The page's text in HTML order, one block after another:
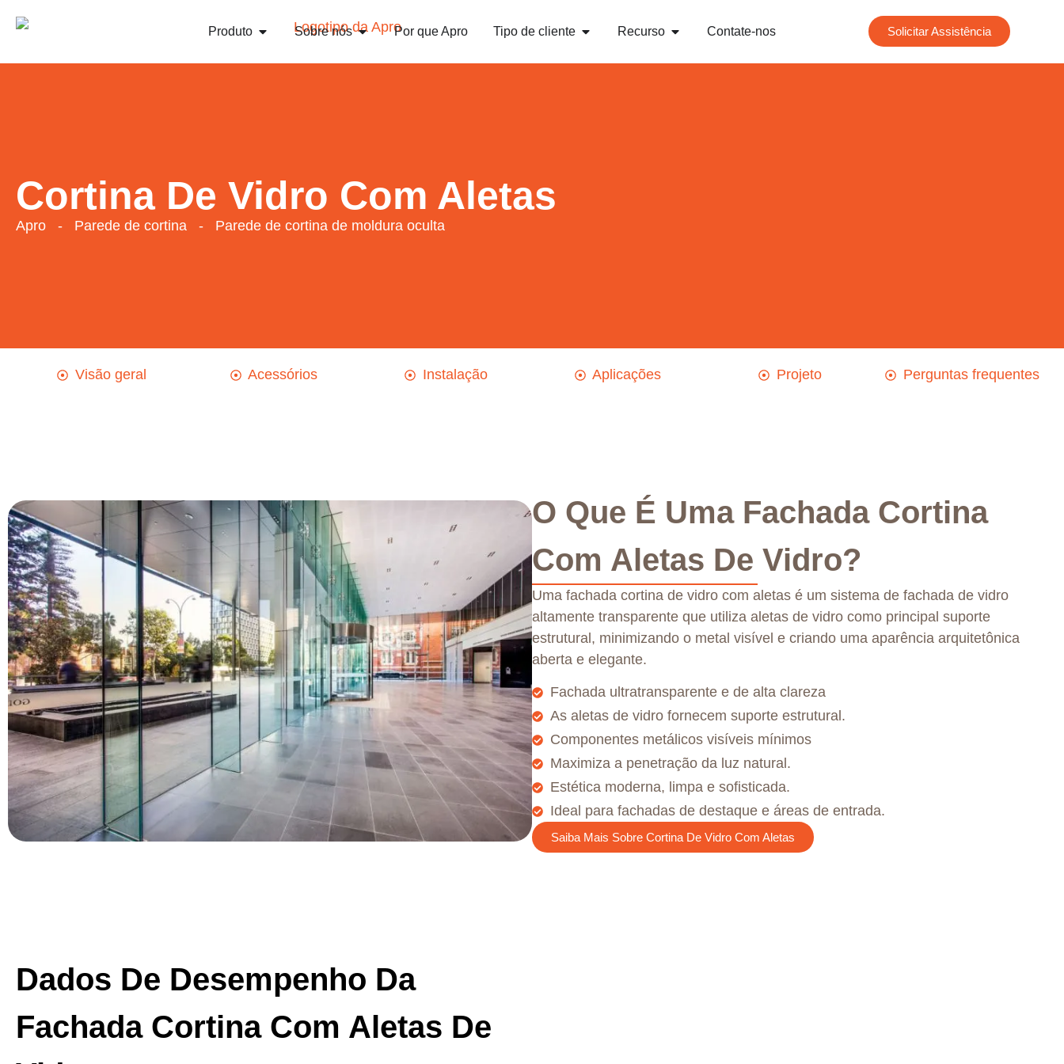
Produto Sobre nós Por que Apro Tipo de cliente Recurso Contate-nos Solicitar Assistência
Cortina De Vidro Com Aletas
Apro - Parede de cortina - Parede de cortina de moldura oculta
Visão geral Acessórios Instalação Aplicações Projeto Perguntas frequentes
O Que É Uma Fachada Cortina
Com Aletas De Vidro?
Uma fachada cortina de vidro com aletas é um sistema de fachada de vidro
altamente transparente que utiliza aletas de vidro como principal suporte
estrutural, minimizando o metal visível e criando uma aparência arquitetônica
aberta e elegante.
Fachada ultratransparente e de alta clareza
As aletas de vidro fornecem suporte estrutural.
Componentes metálicos visíveis mínimos
Maximiza a penetração da luz natural.
Estética moderna, limpa e sofisticada.
Ideal para fachadas de destaque e áreas de entrada.
Saiba Mais Sobre Cortina De Vidro Com Aletas
Dados De Desempenho Da
Fachada Cortina Com Aletas De